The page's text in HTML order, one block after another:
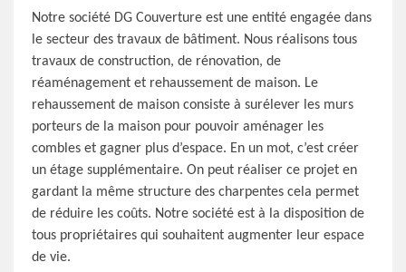
Notre société DG Couverture est une entité engagée dans
le secteur des travaux de bâtiment. Nous réalisons tous
travaux de construction, de rénovation, de
réaménagement et rehaussement de maison. Le
rehaussement de maison consiste à surélever les murs
porteurs de la maison pour pouvoir aménager les
combles et gagner plus d’espace. En un mot, c’est créer
un étage supplémentaire. On peut réaliser ce projet en
gardant la même structure des charpentes cela permet
de réduire les coûts. Notre société est à la disposition de
tous propriétaires qui souhaitent augmenter leur espace
de vie.